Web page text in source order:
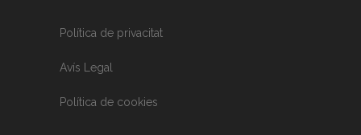
Política de privacitat
Avís Legal
Política de cookies